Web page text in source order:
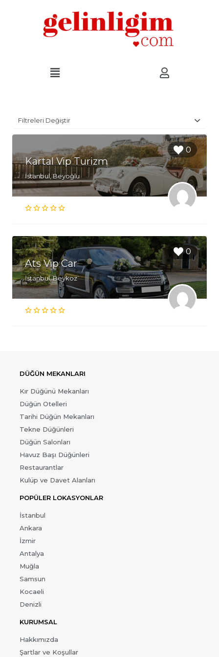
Filtreleri Değiştir
0
Kartal Vip Turizm
İstanbul, Beyoğlu
0
Ats Vip Car
İstanbul, Beykoz
DÜĞÜN MEKANLARI
Kır Düğünü Mekanları
Düğün Otelleri
Tarihi Düğün Mekanları
Tekne Düğünleri
Düğün Salonları
Havuz Başı Düğünleri
Restaurantlar
Kulüp ve Davet Alanları
POPÜLER LOKASYONLAR
İstanbul
Ankara
İzmir
Antalya
Muğla
Samsun
Kocaeli
Denizli
KURUMSAL
Hakkımızda
Şartlar ve Koşullar